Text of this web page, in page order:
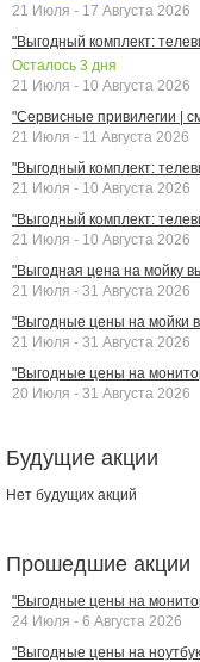
21 Июля - 17 Августа 2026
"Выгодный комплект:
Осталось 3 дня
21 Июля - 10 Августа 2026
"Сервисные привилегии |
21 Июля - 11 Августа 2026
"Выгодный комплект:
21 Июля - 10 Августа 2026
"Выгодный комплект:
21 Июля - 10 Августа 2026
"Выгодная цена на мойку
21 Июля - 31 Августа 2026
"Выгодные цены на мойки
21 Июля - 31 Августа 2026
"Выгодные цены на
20 Июля - 31 Августа 2026
Будущие акции
Нет будущих акций
Прошедшие акции
"Выгодные цены на
24 Июля - 6 Августа 2026
"Выгодные цены на